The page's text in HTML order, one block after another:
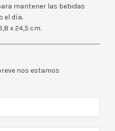
mantener las bebidas
el día.
x 24,5 cm.
nos estamos